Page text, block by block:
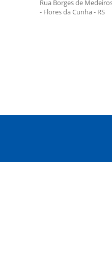
Rua Borges de
- Flores da Cunha - RS